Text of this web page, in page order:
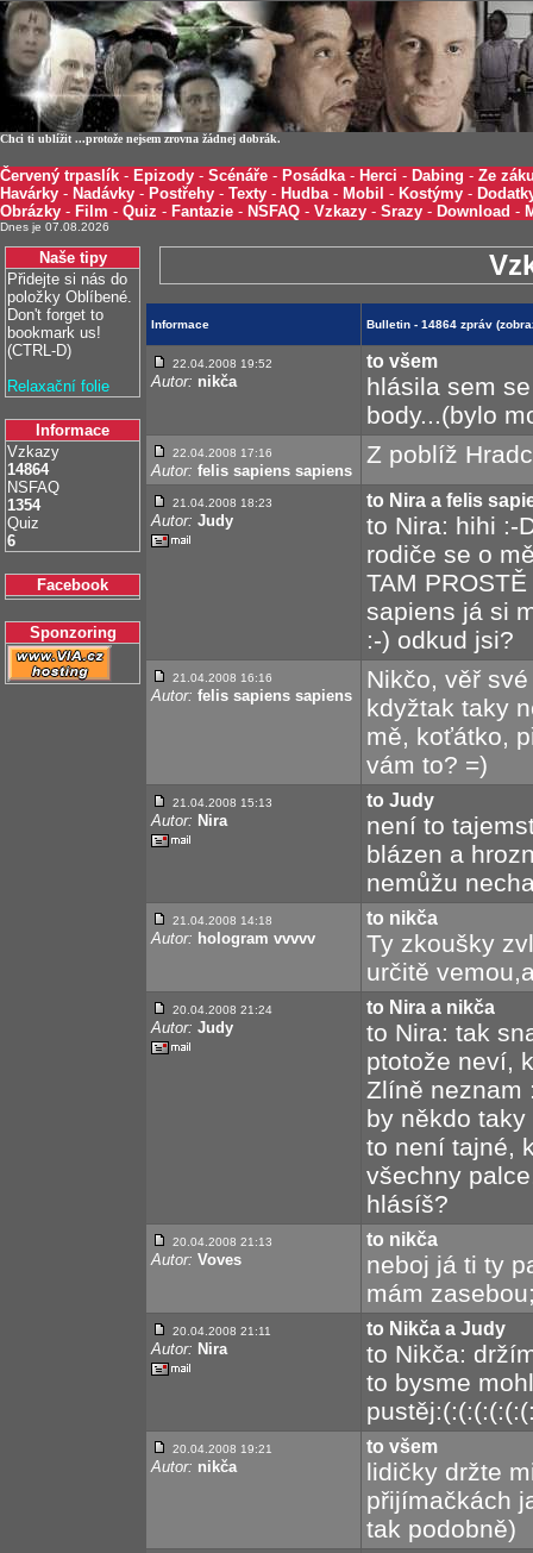
Chci ti ublížit ...protože nejsem zrovna žádnej dobrák.
Červený trpaslík - Epizody - Scénáře - Posádka- Herci - Dabing - Ze
Havárky - Nadávky - Postřehy - Texty - Hudba- Mobil - Kostýmy -
Obrázky - Film - Quiz - Fantazie - NSFAQ - Vzkazy - Srazy - Download -
Dnes je 07.08.2026
Naše tipy
Přidejte si nás do
položky Oblíbené.
Don't forget to
bookmark us!
(CTRL-D)
Relaxační folie
Informace
Vzkazy
14864
NSFAQ
1354
Quiz
6
Facebook
Sponzoring
Informace Bulletin - 14864 zpráv
22.04.2008 19:52
Autor: nikča
to všem
hlásila sem
body...(bylo
22.04.2008 17:16
Autor: felis sapiens sapiens
Z poblíž
21.04.2008 18:23
Autor: Judy
to Nira a felis
to Nira: hihi :-
rodiče se o
TAM
sapiens já si
:-) odkud jsi?
21.04.2008 16:16
Autor: felis sapiens sapiens
Nikčo, věř
kdyžtak taky
mě, koťátko,
vám to? =)
21.04.2008 15:13
Autor: Nira
to Judy
není to
blázen a
nemůžu
21.04.2008 14:18
Autor: hologram vvvvv
to nikča
Ty zkoušky
určitě
20.04.2008 21:24
Autor: Judy
to Nira a nikča
to Nira: tak
ptotože neví,
Zlíně neznam
by někdo
to není tajné,
všechny
hlásíš?
20.04.2008 21:13
Autor: Voves
to nikča
neboj já ti ty
mám
20.04.2008 21:11
Autor: Nira
to Nikča a Judy
to Nikča:
to bysme
20.04.2008 19:21
Autor: nikča
to všem
lidičky držte
přijímačkách
tak podobně)